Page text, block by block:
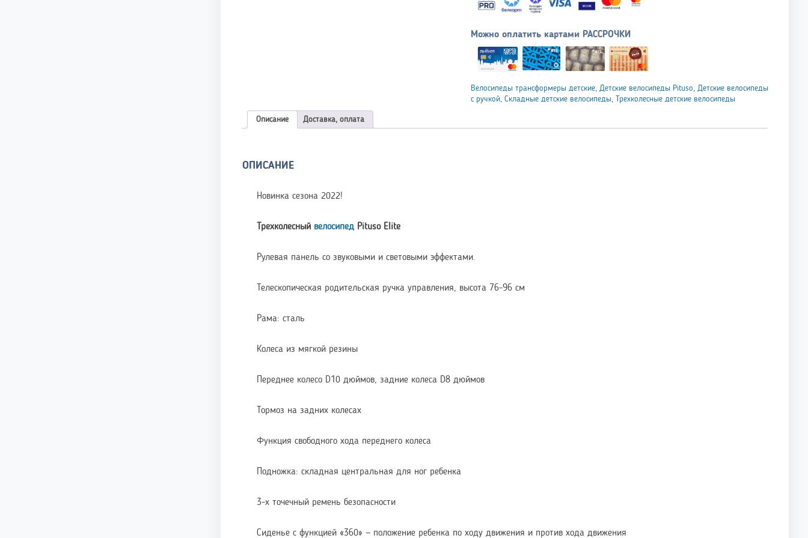
Можно оплатить картами РАССРОЧКИ
Велосипеды трансформеры детские,Детские велосипеды Pituso,Детские велосипеды
с ручкой,Складные детские велосипеды, Трехколесные детские велосипеды
Описание Доставка, оплата
ОПИСАНИЕ
Новинка сезона 2022!
Трехколесный велосипед Pituso Elite
Рулевая панель со звуковыми и световыми эффектами.
Телескопическая родительская ручка управления, высота 76-96 см
Рама: сталь
Колеса из мягкой резины
Переднее колесо D10 дюймов, задние колеса D8 дюймов
Тормоз на задних колесах
Функция свободного хода переднего колеса
Подножка: складная центральная для ног ребенка
3-х точечный ремень безопасности
Сиденье с функцией «360» — положение ребенка по ходу движения и против хода движения